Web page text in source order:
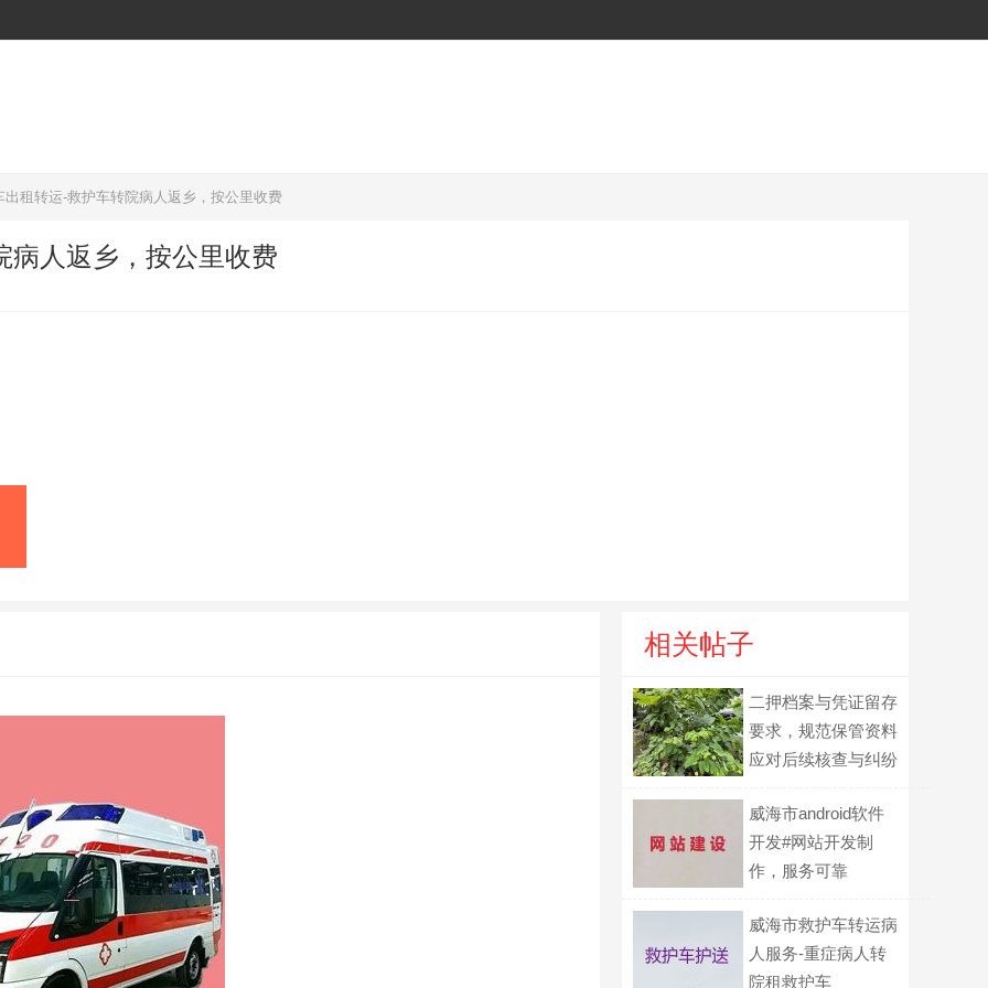
出租转运-救护车转院病人返乡，按公里收费
病人返乡，按公里收费
相关帖子
二押档案与凭证留存
要求，规范保管资料
应对后续核查与纠纷
威海市android软件
开发#网站开发制
作，服务可靠
威海市救护车转运病
人服务-重症病人转
院租救护车